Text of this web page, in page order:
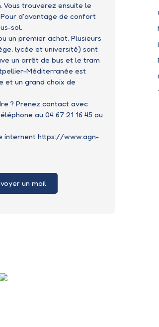
trouverez ensuite le
d'avantage de confort
sol.
un premier achat. Plusieurs
lycée et université) sont
un arrêt de bus et le tram
Méditerranée est
et un grand choix de
? Prenez contact avec
au 04 67 21 16 45 ou
internent https://www.agn-
un mail